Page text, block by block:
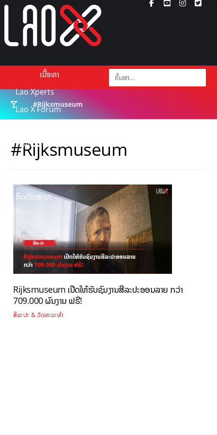
ເນື້ອຫາ
Lao Xperts
Lao X Forum
Podcasts
Events
ຕິດຕໍ່ໂຄສະນາ
#Rijksmuseum
#Rijksmuseum
Rijksmuseum ເປີດໃຫ້ຮັບຊົມງານສີລະປະອອນລາຍ ກວ່າ
709.000 ຜົນງານ ຟຣີ!
ສິລະປະ & ວັດທະນະທຳ